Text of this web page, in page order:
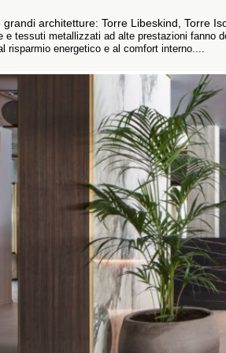
grandi architetture: Torre Libeskind, Torre
e tessuti metallizzati ad alte prestazioni fanno
risparmio energetico e al comfort interno....